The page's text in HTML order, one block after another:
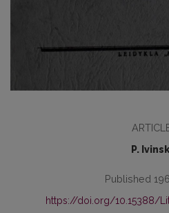
P.
Published
https://doi.org/10.15388/